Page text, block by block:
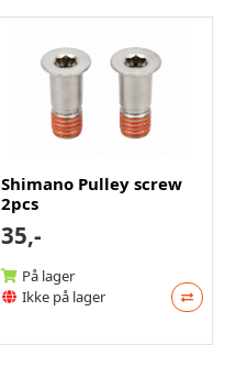
Shimano Pulley screw
2pcs
35,-
På lager
Ikke på lager